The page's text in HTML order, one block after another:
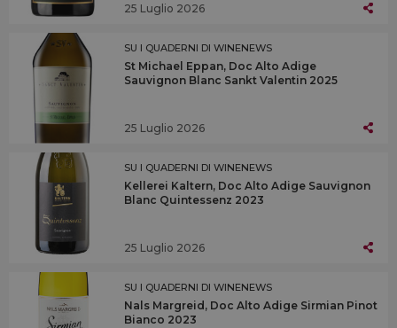
25 Luglio 2026
SU I QUADERNI DI WINENEWS
St Michael Eppan, Doc Alto Adige
Sauvignon Blanc Sankt Valentin 2025
25 Luglio 2026
SU I QUADERNI DI WINENEWS
Kellerei Kaltern, Doc Alto Adige Sauvignon
Blanc Quintessenz 2023
25 Luglio 2026
SU I QUADERNI DI WINENEWS
Nals Margreid, Doc Alto Adige Sirmian Pinot
Bianco 2023